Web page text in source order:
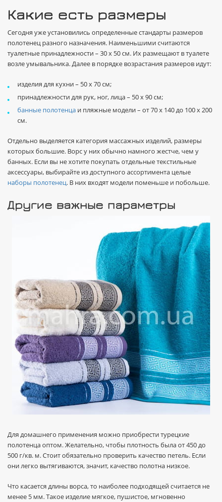
Какие есть размеры
Сегодня уже установились определенные стандарты размеров
полотенец разного назначения. Наименьшими считаются
туалетные принадлежности – 30 х 50 см. Их размещают в туалете
возле умывальника. Далее в порядке возрастания размеров идут:
изделия для кухни – 50 х 70 см;
принадлежности для рук, ног, лица – 50 х 90 см;
банные полотенца и пляжные модели – от 70 х 140 до 100 х 200
см.
Отдельно выделяется категория массажных изделий, размеры
которых большие. Ворс у них обычно намного жестче, чем у
банных. Если вы не хотите покупать отдельные текстильные
аксессуары, выбирайте из доступного ассортимента целые
наборы полотенец. В них входят модели поменьше и побольше.
Другие важные параметры
Для домашнего применения можно приобрести турецкие
полотенца оптом. Желательно, чтобы плотность была от 450 до
500 г/кв. м. Стоит обязательно проверить качество петель. Если
они легко вытягиваются, значит, качество полотна низкое.
Что касается длины ворса, то наиболее подходящей считается не
менее 5 мм. Такое изделие мягкое, пушистое, мгновенно